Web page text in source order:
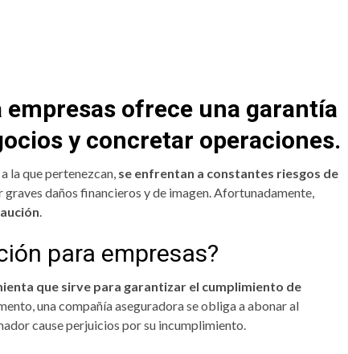
empresas ofrece una garantía
y concretar operaciones.
la que pertenezcan, se enfrentan a constantes riesgos de
graves daños financieros y de imagen. Afortunadamente,
.
para empresas?
que sirve para garantizar el cumplimiento de
una compañía aseguradora se obliga a abonar al
cause perjuicios por su incumplimiento.